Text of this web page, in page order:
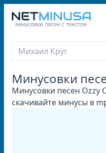
Минусовки
Минусовки песен Ozzy
скачивайте минусы в